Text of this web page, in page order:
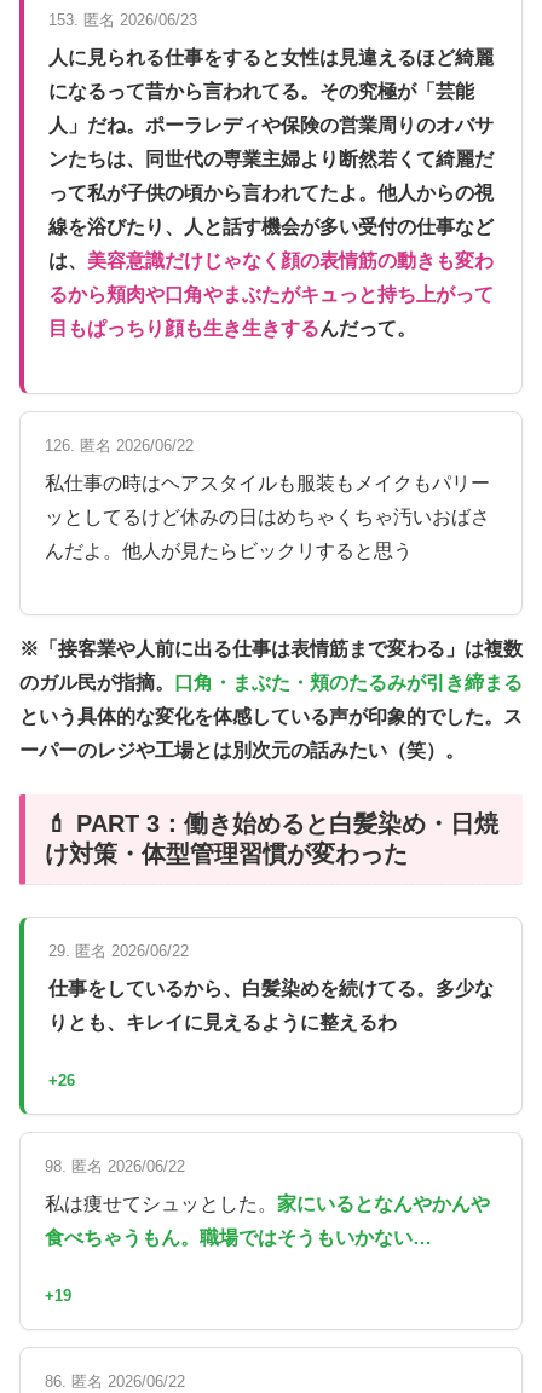
153. 匿名 2026/06/23
人に見られる仕事をすると女性は見違えるほど綺麗
になるって昔から言われてる。その究極が「芸能
人」だね。ポーラレディや保険の営業周りのオバサ
ンたちは、同世代の専業主婦より断然若くて綺麗だ
って私が子供の頃から言われてたよ。他人からの視
線を浴びたり、人と話す機会が多い受付の仕事など
は、 美容意識だけじゃなく顔の表情筋の動きも変わ
るから頬肉や口角やまぶたがキュっと持ち上がって
目もぱっちり顔も生き生きするんだって。
126. 匿名 2026/06/22
私仕事の時はヘアスタイルも服装もメイクもパリー
ッとしてるけど休みの日はめちゃくちゃ汚いおばさ
んだよ。他人が見たらビックリすると思う
※「接客業や人前に出る仕事は表情筋まで変わる」は複数
のガル民が指摘。
口角・まぶた・頬のたるみが引き締まる
という具体的な変化を体感している声が印象的でした。ス
ーパーのレジや工場とは別次元の話みたい（笑）。
💄 PART 3：働き始めると白髪染め・日焼
け対策・体型管理習慣が変わった
29. 匿名 2026/06/22
仕事をしているから、白髪染めを続けてる。多少な
りとも、キレイに見えるように整えるわ
+26
98. 匿名 2026/06/22
私は痩せてシュッとした。 家にいるとなんやかんや
食べちゃうもん。職場ではそうもいかない…
+19
86. 匿名 2026/06/22